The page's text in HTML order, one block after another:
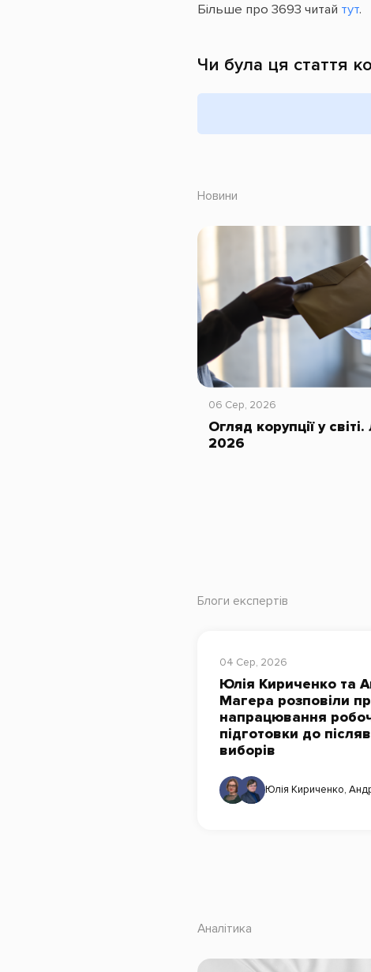
Більше про 3693 читай тут.
Чи була ця стаття
Новини
06 Сер, 2026
Огляд корупції у
2026
Блоги експертів
04 Сер, 2026
Юлія Кириченко та
Магера розповіли
напрацювання
підготовки до
виборів
Юлія Кириченко,
Аналітика